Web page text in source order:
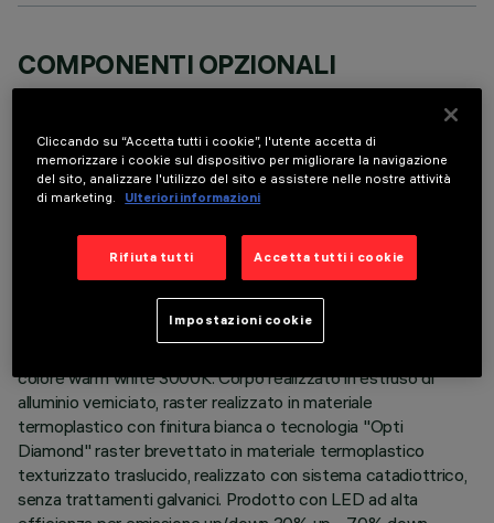
COMPONENTI OPZIONALI
ULTIMO AGGIORNAMENTO: 06/08/2026
colore warm white 3000K. Corpo realizzato in estruso di
alluminio verniciato, raster realizzato in materiale
termoplastico con finitura bianca o tecnologia "Opti
Diamond" raster brevettato in materiale termoplastico
texturizzato traslucido, realizzato con sistema catadiottrico,
senza trattamenti galvanici. Prodotto con LED ad alta
Cliccando su “Accetta tutti i cookie”, l'utente accetta di
memorizzare i cookie sul dispositivo per migliorare la navigazione
del sito, analizzare l'utilizzo del sito e assistere nelle nostre attività
di marketing.
Ulteriori informazioni
Rifiuta tutti Accetta tutti i cookie
Impostazioni cookie